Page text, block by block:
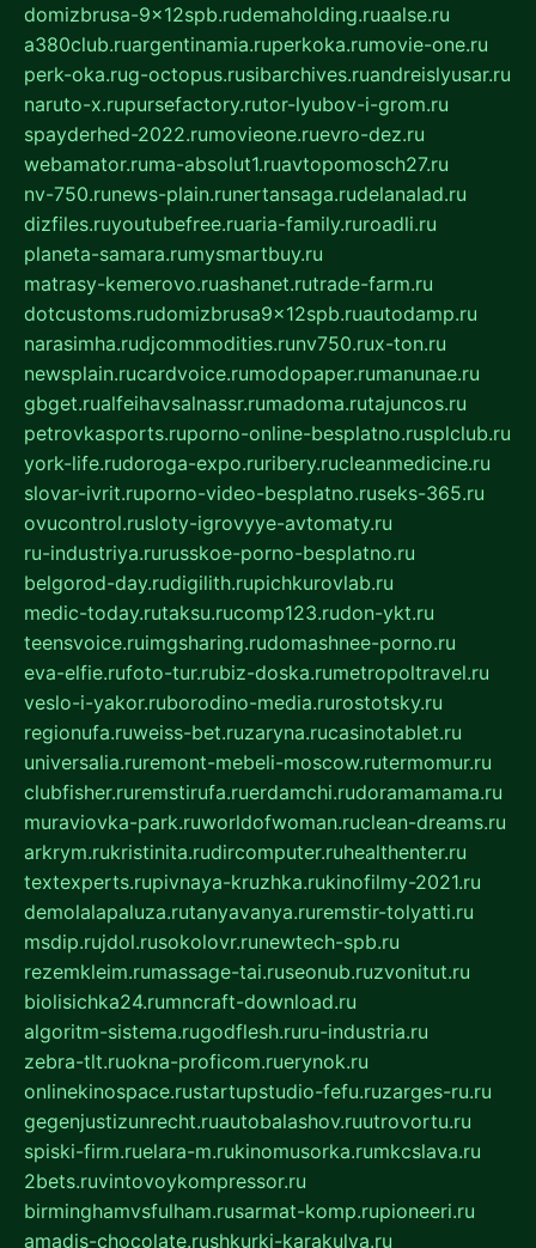
domizbrusa-9x12spb.rudemaholding.ruaalse.ru
a380club.ruargentinamia.ruperkoka.rumovie-one.ru
perk-oka.rug-octopus.rusibarchives.ruandreislyusar.ru
naruto-x.rupursefactory.rutor-lyubov-i-grom.ru
spayderhed-2022.rumovieone.ruevro-dez.ru
webamator.ruma-absolut1.ruavtopomosch27.ru
nv-750.runews-plain.runertansaga.rudelanalad.ru
dizfiles.ruyoutubefree.ruaria-family.ruroadli.ru
planeta-samara.rumysmartbuy.ru
matrasy-kemerovo.ruashanet.rutrade-farm.ru
dotcustoms.rudomizbrusa9x12spb.ruautodamp.ru
narasimha.rudjcommodities.runv750.rux-ton.ru
newsplain.rucardvoice.rumodopaper.rumanunae.ru
gbget.rualfeihavsalnassr.rumadoma.rutajuncos.ru
petrovkasports.ruporno-online-besplatno.rusplclub.ru
york-life.rudoroga-expo.ruribery.rucleanmedicine.ru
slovar-ivrit.ruporno-video-besplatno.ruseks-365.ru
ovucontrol.rusloty-igrovyye-avtomaty.ru
ru-industriya.rurusskoe-porno-besplatno.ru
belgorod-day.rudigilith.rupichkurovlab.ru
medic-today.rutaksu.rucomp123.rudon-ykt.ru
teensvoice.ruimgsharing.rudomashnee-porno.ru
eva-elfie.rufoto-tur.rubiz-doska.rumetropoltravel.ru
veslo-i-yakor.ruborodino-media.rurostotsky.ru
regionufa.ruweiss-bet.ruzaryna.rucasinotablet.ru
universalia.ruremont-mebeli-moscow.rutermomur.ru
clubfisher.ruremstirufa.ruerdamchi.rudoramamama.ru
muraviovka-park.ruworldofwoman.ruclean-dreams.ru
arkrym.rukristinita.rudircomputer.ruhealthenter.ru
textexperts.rupivnaya-kruzhka.rukinofilmy-2021.ru
demolalapaluza.rutanyavanya.ruremstir-tolyatti.ru
msdip.rujdol.rusokolovr.runewtech-spb.ru
rezemkleim.rumassage-tai.ruseonub.ruzvonitut.ru
biolisichka24.rumncraft-download.ru
algoritm-sistema.rugodflesh.ruru-industria.ru
zebra-tlt.ruokna-proficom.ruerynok.ru
onlinekinospace.rustartupstudio-fefu.ruzarges-ru.ru
gegenjustizunrecht.ruautobalashov.ruutrovortu.ru
spiski-firm.ruelara-m.rukinomusorka.rumkcslava.ru
2bets.ruvintovoykompressor.ru
birminghamvsfulham.rusarmat-komp.rupioneeri.ru
amadis-chocolate.rushkurki-karakulya.ru